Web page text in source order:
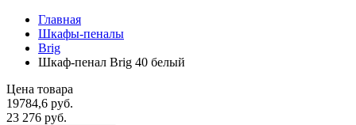
Главная
Шкафы-пеналы
Brig
Шкаф-пенал Brig 40 белый
Цена товара
19784,6 руб.
23 276 руб.